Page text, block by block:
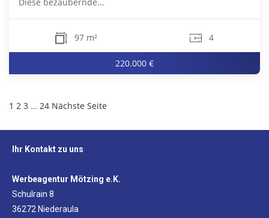
97 m² 4
220.000 €
1 2 3 … 24 Nächste Seite
Ihr Kontakt zu uns
Werbeagentur Mötzing e.K.
Schulrain 8
36272 Niederaula